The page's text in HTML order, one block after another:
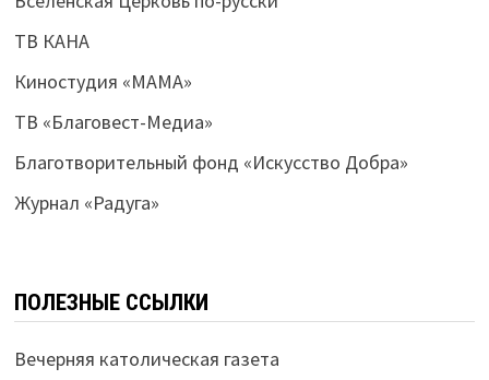
ТВ КАНА
Киностудия «МАМА»
ТВ «Благовест-Медиа»
Благотворительный фонд «Искусство Добра»
Журнал «Радуга»
ПОЛЕЗНЫЕ ССЫЛКИ
Вечерняя католическая газета